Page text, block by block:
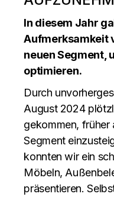
In diesem Jahr
Aufmerksamkeit
neuen Segment,
optimieren.
Durch
August 2024
gekommen, früher
Segment
konnten wir ein
Möbeln,
präsentieren.